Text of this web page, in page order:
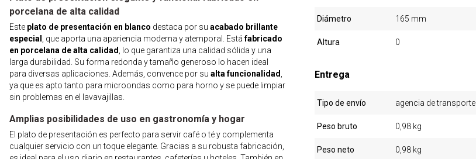
porcelana de alta calidad
Este plato de presentación en blanco destaca por su acabado brillante
especial
, que aporta una apariencia moderna y atemporal. Estáfabricado
en porcelana de alta calidad
, lo que garantiza una calidad sólida y una
larga durabilidad. Su forma redonda y tamaño generoso lo hacen ideal
para diversas aplicaciones. Además, convence por su alta funcionalidad
ya que es apto tanto para microondas como para horno y se puede limpiar
sin problemas en el lavavajillas.
Amplias posibilidades de uso en gastronomía y hogar
El plato de presentación es perfecto para servir café o té y complementa
cualquier servicio con un toque elegante. Gracias a su robusta fabricación,
Diámetro 165 mm
Altura 0
Entrega
Tipo de envío agencia de transporte
Peso bruto 0,98 kg
Peso neto 0,98 kg